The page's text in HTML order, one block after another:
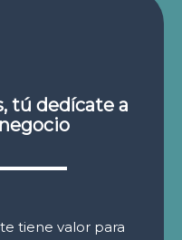
tú dedícate a
tiene valor para